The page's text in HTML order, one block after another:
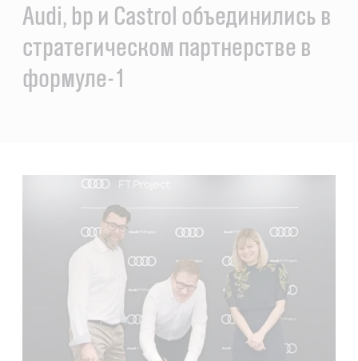
Audi, bp и Castrol объединились в
стратегическом партнерстве в
формуле-1